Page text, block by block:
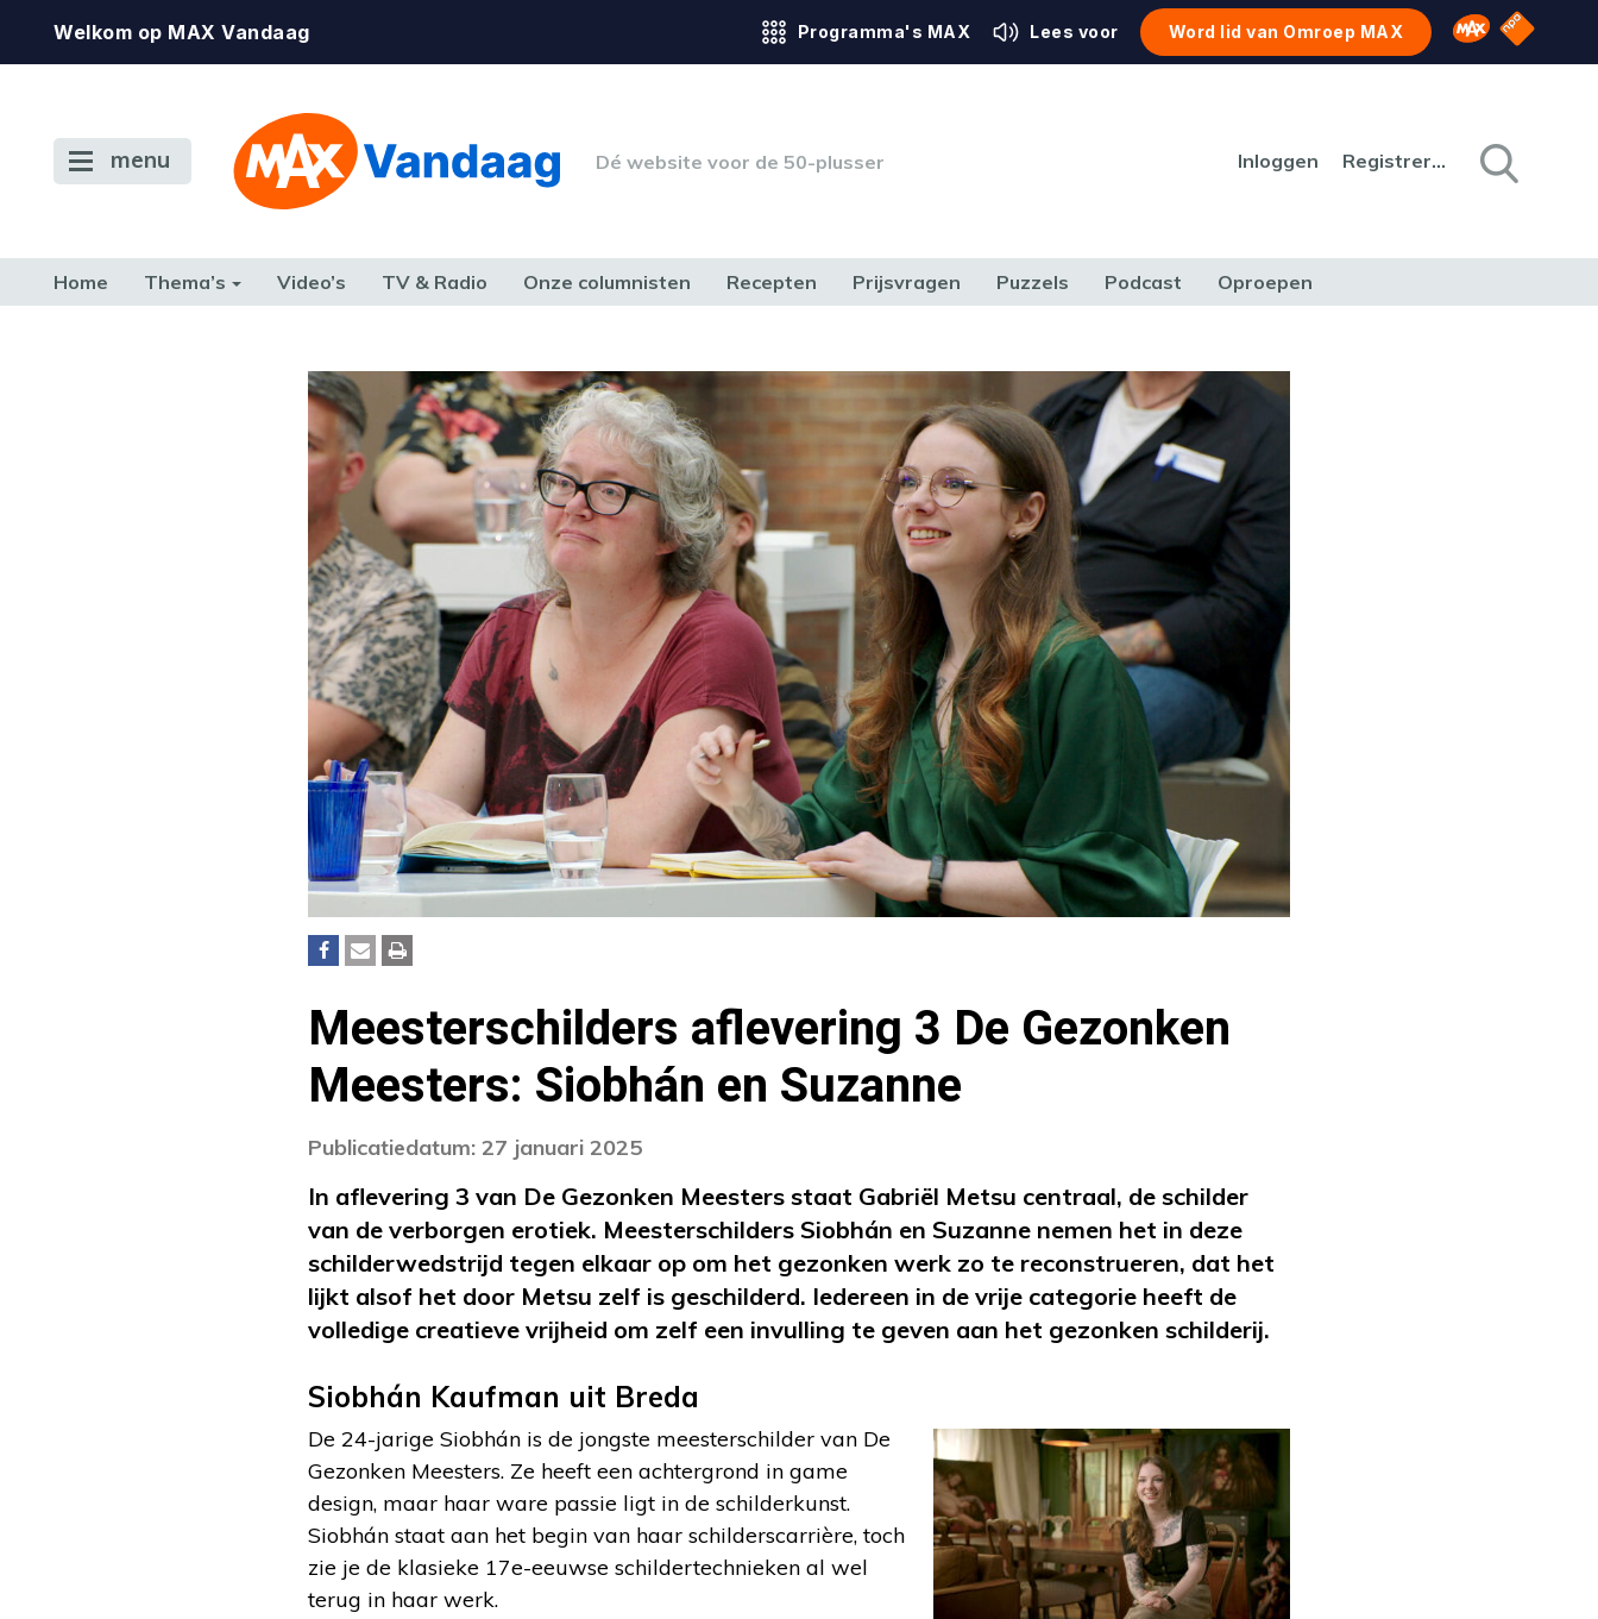
Welkom op MAX Vandaag Programma's MAX Lees voor Word lid van Omroep MAX Omroep MAX
NPO
menu Dé website voor de 50-plusser Inloggen Registreren
Home Thema’s Video’s TV & Radio Onze columnisten Recepten Prijsvragen Puzzels Podcast Oproepen
Meesterschilders aflevering 3 De Gezonken
Meesters: Siobhán en Suzanne
Publicatiedatum: 27 januari 2025
In aflevering 3 van De Gezonken Meesters staat Gabriël Metsu centraal, de schilder
van de verborgen erotiek. Meesterschilders Siobhán en Suzanne nemen het in deze
schilderwedstrijd tegen elkaar op om het gezonken werk zo te reconstrueren, dat het
lijkt alsof het door Metsu zelf is geschilderd. Iedereen in de vrije categorie heeft de
volledige creatieve vrijheid om zelf een invulling te geven aan het gezonken schilderij.
Siobhán Kaufman uit Breda
De 24-jarige Siobhán is de jongste meesterschilder van De
Gezonken Meesters. Ze heeft een achtergrond in game
design, maar haar ware passie ligt in de schilderkunst.
Siobhán staat aan het begin van haar schilderscarrière, toch
zie je de klasieke 17e-eeuwse schildertechnieken al wel
terug in haar werk.